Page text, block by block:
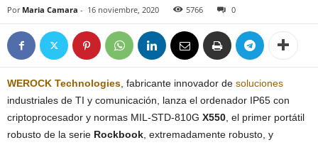
Por Maria Camara - 16 noviembre, 2020 5766 0
WEROCK Technologies , fabricante innovador de soluciones
industriales de TI y comunicación, lanza el ordenador IP65 con
criptoprocesador y normas MIL-STD-810G X550 , el primer portátil
robusto de la serie Rockbook , extremadamente robusto, y